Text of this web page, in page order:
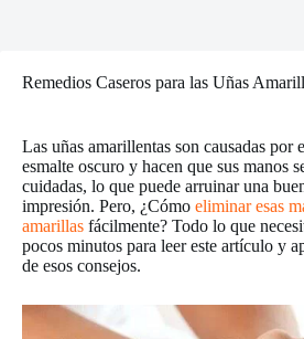
Remedios Caseros para las Uñas
Las uñas amarillentas son causadas por
esmalte oscuro y hacen que sus manos
cuidadas, lo que puede arruinar una
impresión. Pero, ¿Cómo eliminar esas
amarillas fácilmente? Todo lo que
pocos minutos para leer este artículo y
de esos consejos.